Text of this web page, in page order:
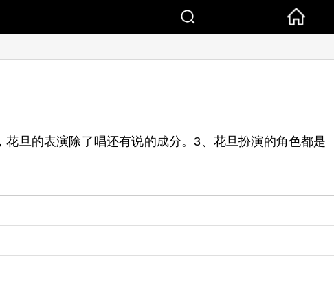
旦的表演除了唱还有说的成分。3、花旦扮演的角色都是